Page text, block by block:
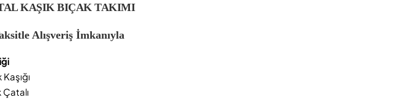
KAŞIK BIÇAK TAKIMI
Alışveriş İmkanıyla